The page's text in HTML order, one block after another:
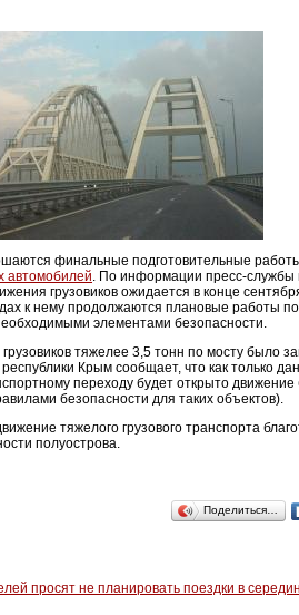
финальные подготовительные
автомобилей. По информации пресс-службы
грузовиков ожидается в конце
к нему продолжаются плановые работы по
элементами безопасности.
тяжелее 3,5 тонн по мосту было
Крым сообщает, что как только
переходу будет открыто движение
безопасности для таких объектов).
тяжелого грузового транспорта
полуострова.
Поделиться…
просят не планировать поездки в